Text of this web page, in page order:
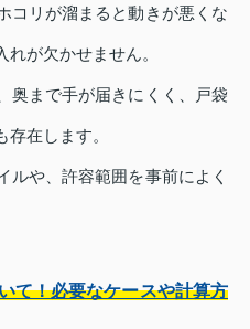
コリが溜まると動きが悪くな
が欠かせません。
奥まで手が届きにくく、戸袋
在します。
ルや、許容範囲を事前によく
て！必要なケースや計算方